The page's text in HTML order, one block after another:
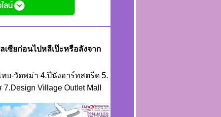
เซียก่อนไปหลีเป๊ะหรือลังจาก
ย-วัดพม่า 4.ปีนังอาร์ทสตรีด 5.
Village Outlet Mall